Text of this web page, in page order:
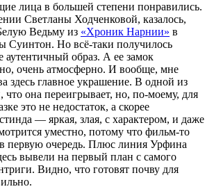
лица в большей степени понравились.
Светланы Ходченковой, казалось,
Ведьму из «Хроник Нарнии» в
Суинтон. Но всё-таки получилось
аутентичный образ. А ее замок
очень атмосферно. И вообще, мне
здесь главное украшение. В одной из
что она переигрывает, но, по-моему, для
это не недостаток, а скорее
— яркая, злая, с характером, и даже
уместно, потому что фильм-то
в первую очередь. Плюс линия Урфина
вывели на первый план с самого
Видно, что готовят почву для